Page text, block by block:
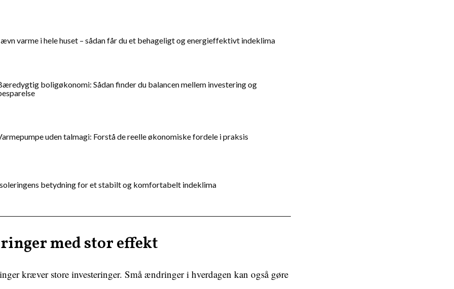
varme i hele huset – sådan får du et behageligt og energieffektivt indeklima
boligøkonomi: Sådan finder du balancen mellem investering og
uden talmagi: Forstå de reelle økonomiske fordele i praksis
betydning for et stabilt og komfortabelt indeklima
med stor effekt
kræver store investeringer. Små ændringer i hverdagen kan også gøre